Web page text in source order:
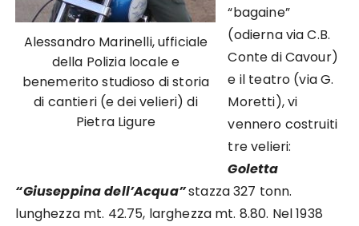
Alessandro Marinelli, ufficiale
della Polizia locale e
benemerito studioso di storia
di cantieri (e dei velieri) di
Pietra Ligure
“bagaine”
(odierna via C.B.
Conte di Cavour)
e il teatro (via G.
Moretti), vi
vennero costruiti
tre velieri:
Goletta
“Giuseppina dell’Acqua”stazza 327 tonn.
lunghezza mt. 42.75, larghezza mt. 8.80. Nel 1938